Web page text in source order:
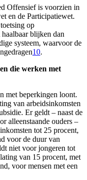
Offensief is voorzien in
en de Participatiewet.
op
blijken dan
systeem, waarvoor de
10.
die werken met
met beperkingen loont.
van arbeidsinkomsten
Er geldt – naast de
alleenstaande ouders –
tot 25 procent,
voor de duur van
niet voor jongeren tot
van 15 procent, met
voor mensen met een